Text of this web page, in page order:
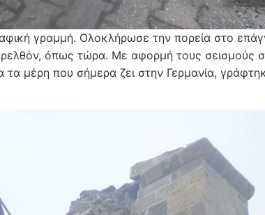
γραμμή. Ολοκλήρωσε την πορεία στο
όπως τώρα. Με αφορμή τους σεισμούς
τα μέρη που σήμερα ζει στην Γερμανία,